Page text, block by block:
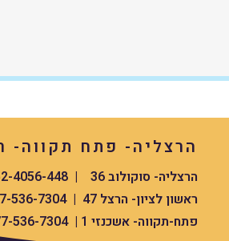
הרצליה- פתח תקווה-
הרצליה- סוקולוב 36 | 052-4056-448
ראשון לציון- הרצל 47 | 077-536-7304
פתח-תקווה- אשכנזי 1 | 077-536-7304